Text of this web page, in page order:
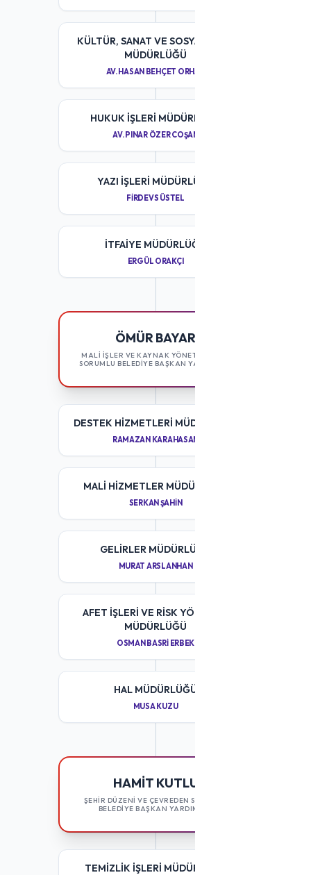
KÜLTÜR, SANAT VE SOSYAL İŞLER
MÜDÜRLÜĞÜ
AV. HASAN BEHÇET ORHAN
HUKUK İŞLERI MÜDÜRLÜĞÜ
AV. PINAR ÖZER COŞAN
YAZI İŞLERI MÜDÜRLÜĞÜ
FIRDEVS ÜSTEL
İTFAIYE MÜDÜRLÜĞÜ
ERGÜL ORAKÇI
ÖMÜR BAYAR
MALİ İŞLER VE KAYNAK YÖNETİMİNDEN
SORUMLU BELEDİYE BAŞKAN YARDIMCISI
DESTEK HIZMETLERI MÜDÜRLÜĞÜ
RAMAZAN KARAHASAN
MALI HIZMETLER MÜDÜRLÜĞÜ
SERKAN ŞAHIN
GELIRLER MÜDÜRLÜĞÜ
MURAT ARSLANHAN
AFET İŞLERI VE RISK YÖNETIMI
MÜDÜRLÜĞÜ
OSMAN BASRI ERBEK
HAL MÜDÜRLÜĞÜ
MUSA KUZU
HAMIT KUTLU
ŞEHİR DÜZENİ VE ÇEVREDEN SORUMLU
BELEDİYE BAŞKAN YARDIMCISI
TEMIZLIK İŞLERI MÜDÜRLÜĞÜ